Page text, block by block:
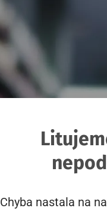
Chyba nastala na